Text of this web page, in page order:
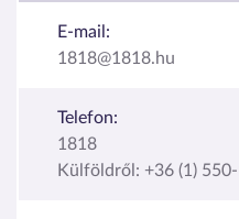
E-mail:
1818@1818.hu
Telefon:
1818
Külföldről: +36 (1)